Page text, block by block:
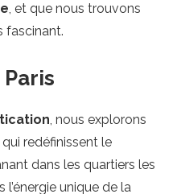
, et que nous trouvons
fascinant.
, nous explorons
redéfinissent le
dans les quartiers les
unique de la